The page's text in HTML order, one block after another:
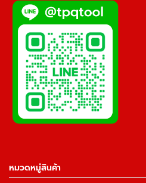
หมวดหมู่สินค้า